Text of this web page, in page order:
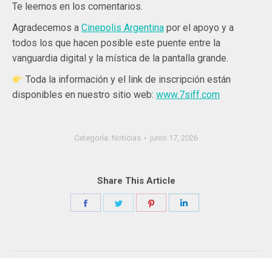
Te leemos en los comentarios.
Agradecemos a Cinepolis Argentina por el apoyo y a
todos los que hacen posible este puente entre la
vanguardia digital y la mística de la pantalla grande.
Toda la información y el link de inscripción están
disponibles en nuestro sitio web: www.7siff.com
Categoría: Noticias junio 17, 2026
Share This Article
Share